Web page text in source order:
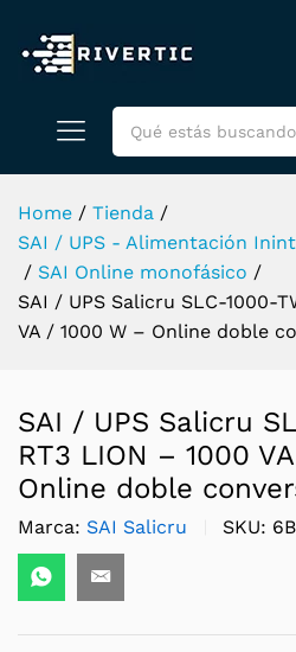
Home / Tienda /
SAI / UPS - Alimentación
/ SAI Online monofásico /
SAI / UPS Salicru SLC-1000-
VA / 1000 W – Online doble
SAI / UPS Salicru
RT3 LION – 1000
Online doble
Marca: SAI Salicru SKU: